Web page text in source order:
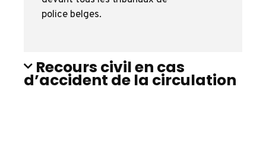
police belges.
Recours civil en cas
d’accident de la circulation